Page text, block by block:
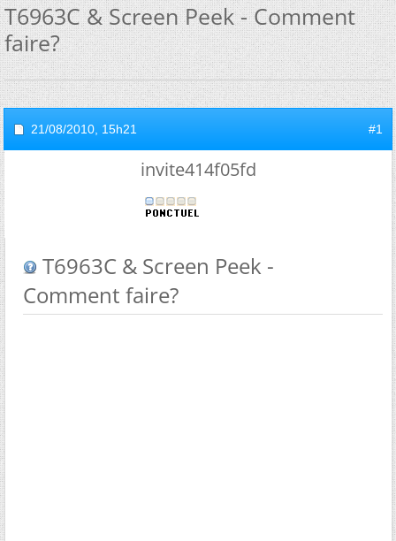
T6963C & Screen Peek - Comment
faire?
21/08/2010, 15h21 #1
invite414f05fd
T6963C & Screen Peek -
Comment faire?